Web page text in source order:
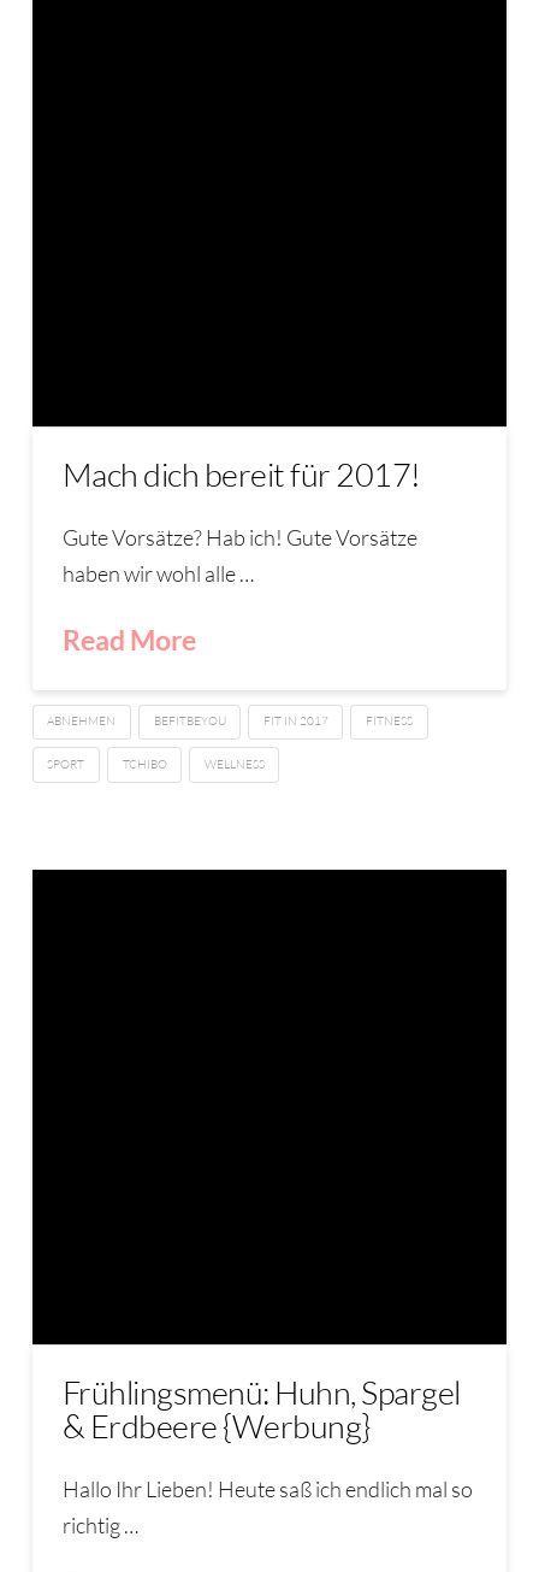
Mach dich bereit für 2017!
Gute Vorsätze? Hab ich! Gute Vorsätze
haben wir wohl alle …
Read More
ABNEHMEN BEFITBEYOU FIT IN 2017 FITNESS
SPORT TCHIBO WELLNESS
Frühlingsmenü: Huhn, Spargel
& Erdbeere {Werbung}
Hallo Ihr Lieben! Heute saß ich endlich mal so
richtig …